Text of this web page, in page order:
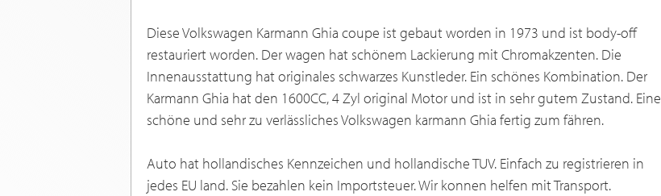
Diese Volkswagen Karmann Ghia coupe ist gebaut worden in 1973 und ist body-off
restauriert worden. Der wagen hat schönem Lackierung mit Chromakzenten. Die
Innenausstattung hat originales schwarzes Kunstleder. Ein schönes Kombination. Der
Karmann Ghia hat den 1600CC, 4 Zyl original Motor und ist in sehr gutem Zustand. Eine
schöne und sehr zu verlässliches Volkswagen karmann Ghia fertig zum fähren.
Auto hat hollandisches Kennzeichen und hollandische TUV. Einfach zu registrieren in
jedes EU land. Sie bezahlen kein Importsteuer. Wir konnen helfen mit Transport.